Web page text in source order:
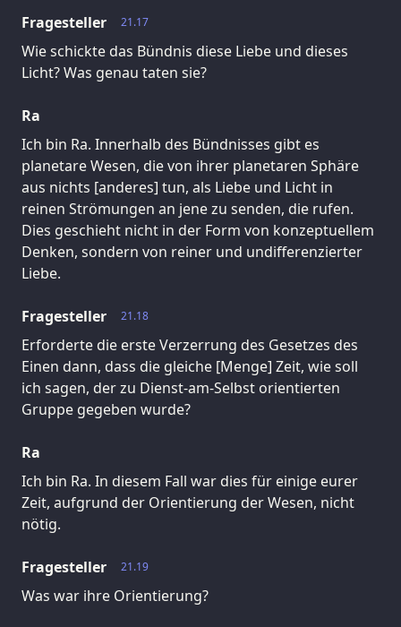
21.17
Fragesteller
Wie schickte das Bündnis diese Liebe und dieses
Licht? Was genau taten sie?
Ra
Ich bin Ra. Innerhalb des Bündnisses gibt es
planetare Wesen, die von ihrer planetaren Sphäre
aus nichts [anderes] tun, als Liebe und Licht in
reinen Strömungen an jene zu senden, die rufen.
Dies geschieht nicht in der Form von konzeptuellem
Denken, sondern von reiner und undifferenzierter
Liebe.
21.18
Fragesteller
Erforderte die erste Verzerrung des Gesetzes des
Einen dann, dass die gleiche [Menge] Zeit, wie soll
ich sagen, der zu Dienst-am-Selbst orientierten
Gruppe gegeben wurde?
Ra
Ich bin Ra. In diesem Fall war dies für einige eurer
Zeit, aufgrund der Orientierung der Wesen, nicht
nötig.
21.19
Fragesteller
Was war ihre Orientierung?